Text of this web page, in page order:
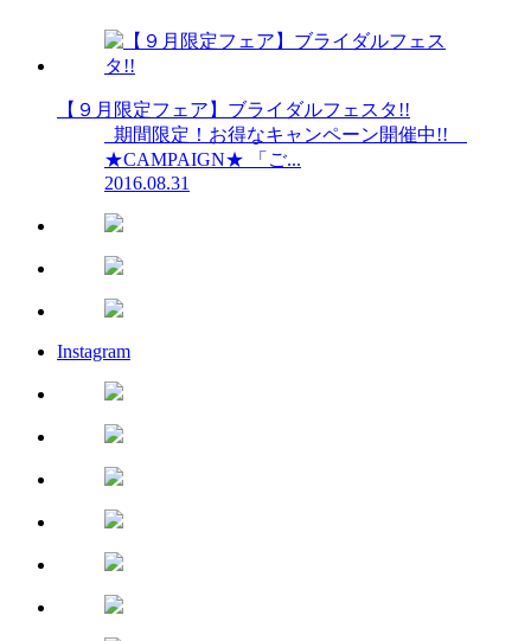
【９月限定フェア】ブライダルフェスタ!!
期間限定！お得なキャンペーン開催中!!
★CAMPAIGN★ 「ご...
2016.08.31
Instagram